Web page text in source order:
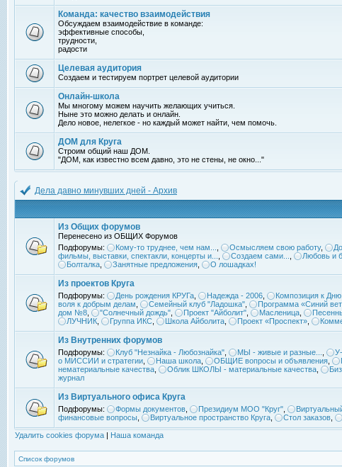
Команда: качество взаимодействия
Обсуждаем взаимодействие в команде:
эффективные способы,
трудности,
радости
Целевая аудитория
Создаем и тестируем портрет целевой аудитории
Онлайн-школа
Мы многому можем научить желающих учиться.
Ныне это можно делать и онлайн.
Дело новое, нелегкое - но каждый может найти, чем помочь.
ДОМ для Круга
Строим общий наш ДОМ.
"ДОМ, как известно всем давно, это не стены, не окно..."
Дела давно минувших дней - Архив
Из Общих форумов
Перенесено из ОБЩИХ Форумов
Подфорумы:
Кому-то труднее, чем нам... Осмысляем свою работу,
фильмы, выставки, спектакли, концерты и...
Создаем сами... Любовь и
Болталка
Занятные предложения О лошадках!
Из проектов Круга
Подфорумы: День рождения КРУГа Надежда - 2006 Композиция к
воля к добрым делам
Семейный клуб "Ладошка" Программа «Синий
дом №8
"Солнечный дождь" Проект "Айболит" Масленица
ЛУЧНИК
Группа ИКС Школа Айболита Проект «Проспект»
Из Внутренних форумов
Подфорумы: Клуб "Незнайка - Любознайка" МЫ - живые и разные...
о МИССИИ и стратегии
Наша школа ОБЩИЕ вопросы и объявления
нематериальные качества
Облик ШКОЛЫ - материальные качества
журнал
Из Виртуального офиса Круга
Подфорумы: Формы документов Президиум МОО "Круг"
финансовые вопросы
Виртуальное пространство Круга Стол заказов
Удалить cookies форума | Наша команда
Список форумов